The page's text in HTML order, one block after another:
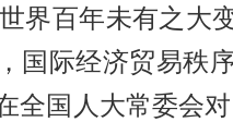
界百年未有之大
国际经济贸易秩
全国人大常委会